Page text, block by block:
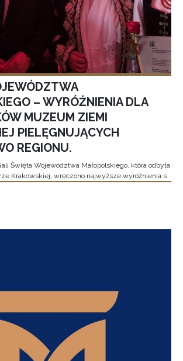
– WYRÓŻNIENIA DLA
MUZEUM ZIEMI
PIELĘGNUJĄCYCH
REGIONU.
Święta Województwa Małopolskiego, która odbyła
Krakowskiej, wręczono najwyższe wyróżnienia s